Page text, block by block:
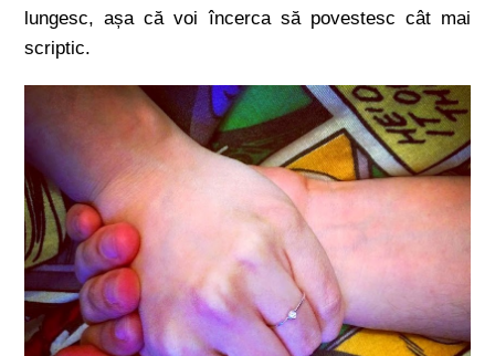
lungesc, așa că voi încerca să povestesc cât mai
scriptic.